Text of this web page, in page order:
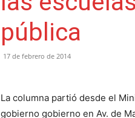
pública
17 de febrero de 2014
La columna partió desde el
gobierno gobierno en Av. de